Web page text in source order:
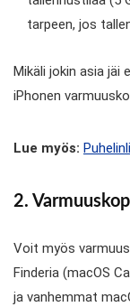
tarpeen, jos
Mikäli jokin asia jäi
iPhonen
Lue myös:
2.
Voit myös
Finderia (macOS
ja vanhemmat